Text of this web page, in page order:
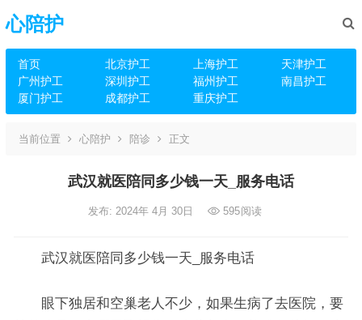
心陪护
首页 北京护工 上海护工
天津护工
广州护工
深圳护工 福州护工
南昌护工
厦门护工
成都护工 重庆护工
当前位置 心陪护 陪诊 正文
武汉就医陪同多少钱一天_服务电话
发布: 2024年 4月 30日 595阅读
武汉就医陪同多少钱一天_服务电话
眼下独居和空巢老人不少，如果生病了去医院，要